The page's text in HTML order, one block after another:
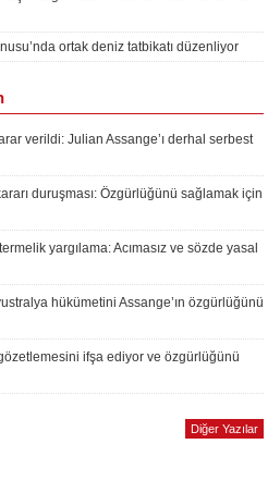
ortak deniz tatbikatı düzenliyor
verildi: Julian Assange’ı derhal serbest
duruşması: Özgürlüğünü sağlamak için
yargılama: Acımasız ve sözde yasal
hükümetini Assange’ın özgürlüğünü
ifşa ediyor ve özgürlüğünü
Diğer Yazılar